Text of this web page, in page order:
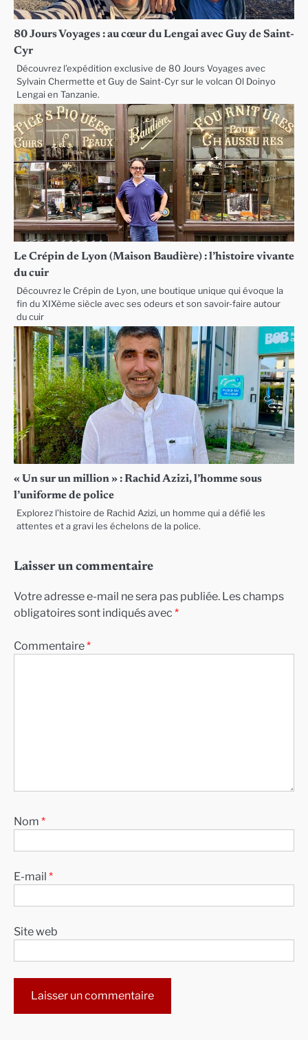
80 Jours Voyages : au cœur du Lengai avec Guy de Saint-
Cyr
Découvrez l’expédition exclusive de 80 Jours Voyages avec
Sylvain Chermette et Guy de Saint-Cyr sur le volcan Ol Doinyo
Lengai en Tanzanie.
Le Crépin de Lyon (Maison Baudière) : l’histoire vivante
du cuir
Découvrez le Crépin de Lyon, une boutique unique qui évoque la
fin du XIXème siècle avec ses odeurs et son savoir-faire autour
du cuir
« Un sur un million » : Rachid Azizi, l’homme sous
l’uniforme de police
Explorez l’histoire de Rachid Azizi, un homme qui a défié les
attentes et a gravi les échelons de la police.
Laisser un commentaire
Votre adresse e-mail ne sera pas publiée. Les champs
obligatoires sont indiqués avec *
Commentaire*
Nom *
E-mail *
Site web